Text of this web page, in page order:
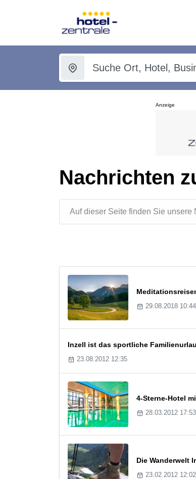
Anzeige
Nachrichten
Auf dieser Seite finden Sie unsere
29.08.2018 10:44
Inzell ist das sportliche
23.08.2012 12:35
4-Sterne-Hotel
28.03.2012 17:53
Die Wanderwelt
23.02.2012 12:02